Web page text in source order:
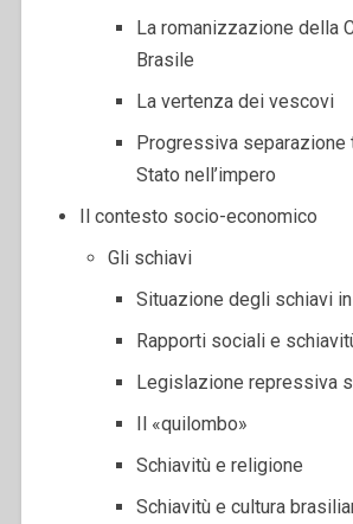
La romanizzazione della
Brasile
La vertenza dei vescovi
Progressiva separazione
Stato nell’impero
Il contesto socio-economico
Gli schiavi
Situazione degli schiavi
Rapporti sociali e
Legislazione repressiva
Il «quilombo»
Schiavitù e religione
Schiavitù e cultura